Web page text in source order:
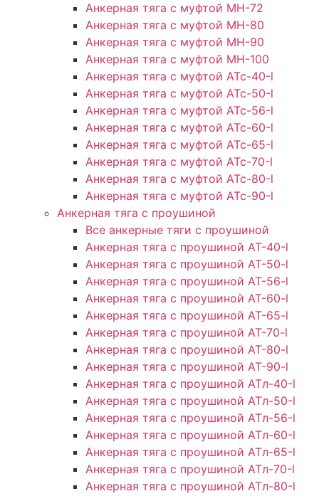
Анкерная тяга с муфтой МН-72
Анкерная тяга с муфтой МН-80
Анкерная тяга с муфтой МН-90
Анкерная тяга с муфтой МН-100
Анкерная тяга с муфтой АТс-40-l
Анкерная тяга с муфтой АТс-50-l
Анкерная тяга с муфтой АТс-56-l
Анкерная тяга с муфтой АТс-60-l
Анкерная тяга с муфтой АТс-65-l
Анкерная тяга с муфтой АТс-70-l
Анкерная тяга с муфтой АТс-80-l
Анкерная тяга с муфтой АТс-90-l
Анкерная тяга с проушиной
Все анкерные тяги с проушиной
Анкерная тяга с проушиной АТ-40-l
Анкерная тяга с проушиной AT-50-l
Анкерная тяга с проушиной AT-56-l
Анкерная тяга с проушиной AT-60-l
Анкерная тяга с проушиной AT-65-l
Анкерная тяга с проушиной AT-70-l
Анкерная тяга с проушиной AT-80-l
Анкерная тяга с проушиной AT-90-l
Анкерная тяга с проушиной АТл-40-l
Анкерная тяга с проушиной ATл-50-l
Анкерная тяга с проушиной ATл-56-l
Анкерная тяга с проушиной ATл-60-l
Анкерная тяга с проушиной ATл-65-l
Анкерная тяга с проушиной ATл-70-l
Анкерная тяга с проушиной ATл-80-l